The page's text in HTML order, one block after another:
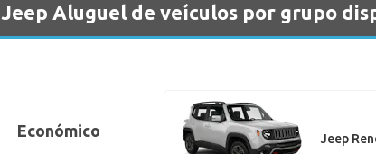
Jeep Aluguel de veículos por grupo
Económico Jeep